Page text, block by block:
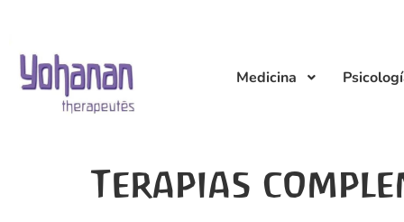
Medicina
Terapias